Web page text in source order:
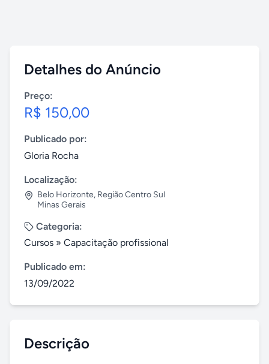
Detalhes do Anúncio
Preço:
R$ 150,00
Publicado por:
Gloria Rocha
Localização:
Belo Horizonte, Região Centro Sul
Minas Gerais
Categoria:
Cursos » Capacitação profissional
Publicado em:
13/09/2022
Descrição